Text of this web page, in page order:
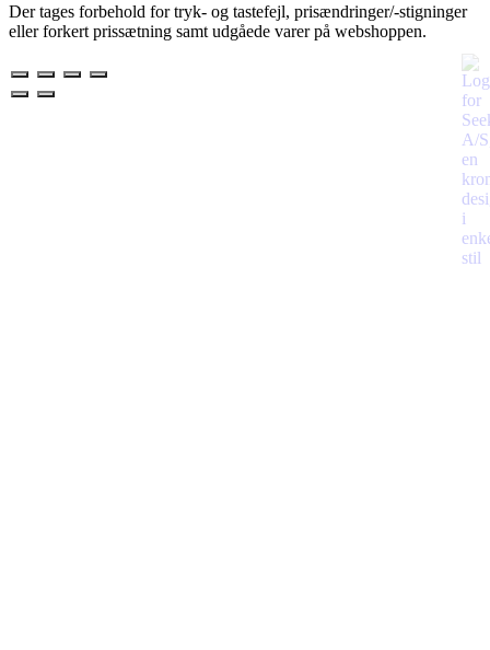
Der tages forbehold for tryk- og tastefejl, prisændringer/-stigninger
eller forkert prissætning samt udgåede varer på webshoppen.